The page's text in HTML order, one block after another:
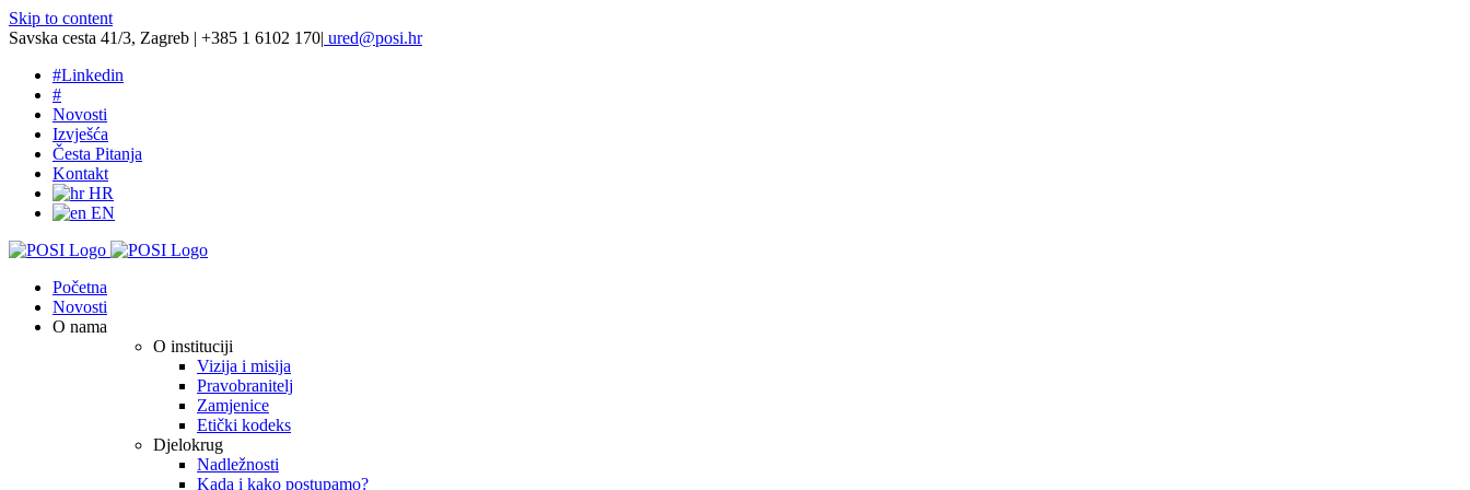
Skip to content
Savska cesta 41/3, Zagreb | +385 1 6102 170| ured@posi.hr
#Linkedin
#
Novosti
Izvješća
Česta Pitanja
Kontakt
HR
EN
Početna
Novosti
O nama
O instituciji
Vizija i misija
Pravobranitelj
Zamjenice
Etički kodeks
Djelokrug
Nadležnosti
Kada i kako postupamo?